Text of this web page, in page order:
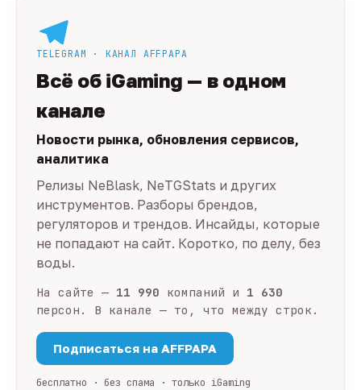
TELEGRAM · КАНАЛ AFFPAPA
Всё об iGaming — в одном
канале
Новости рынка, обновления сервисов,
аналитика
Релизы NeBlask, NeTGStats и других
инструментов. Разборы брендов,
регуляторов и трендов. Инсайды, которые
не попадают на сайт. Коротко, по делу, без
воды.
На сайте — 11 990 компаний и 1 630
персон. В канале — то, что между строк.
Подписаться на AFFPAPA
бесплатно · без спама · только iGaming